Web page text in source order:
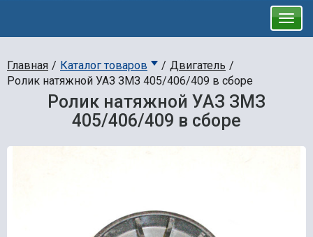
Главная Каталог товаров
Двигатель
Ролик натяжной УАЗ ЗМЗ 405/406/409 в сборе
Ролик натяжной УАЗ ЗМЗ
405/406/409 в сборе